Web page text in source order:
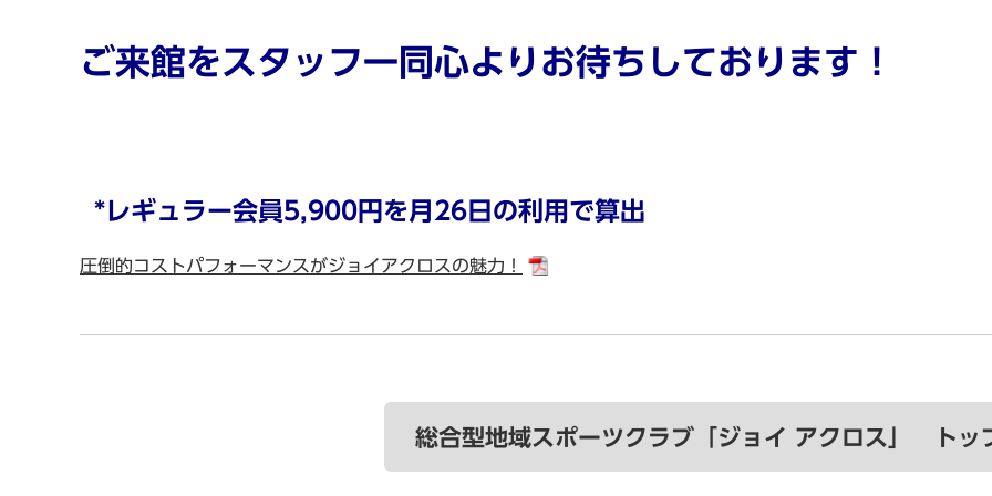
ご来館をスタッフ一同心よりお待ちしております！
*レギュラー会員5,900円を月26日の利用で算出
圧倒的コストパフォーマンスがジョイアクロスの魅力！
総合型地域スポーツクラブ「ジョイ アクロス」 トッ